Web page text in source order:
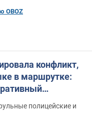
OBOZ
конфликт,
в маршрутке:
полицейские и